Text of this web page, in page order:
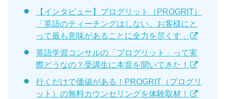
【インタビュー】プログリット（PROGRIT）
「英語のティーチングはしない。お客様にと
って最も意味があることに全力を尽くす」
英語学習コンサルの「プログリット」って実
際どうなの？受講生に本音を聞いてきた！
行くだけで価値がある！PROGRIT（プログリ
ット）の無料カウンセリングを体験取材！